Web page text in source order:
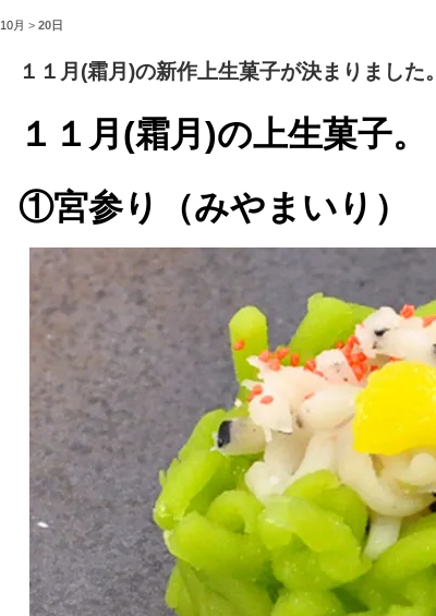
10月 > 20日
１１月(霜月)の新作上生菓子が決まりました。
１１月(霜月)の上生菓子。
①宮参り（みやまいり）